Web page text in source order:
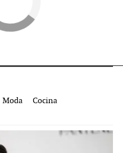
Moda Cocina